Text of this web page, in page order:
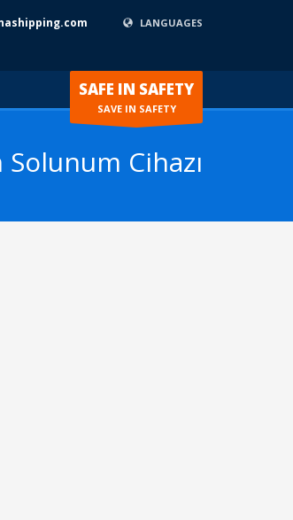
LANGUAGES
SAFE IN SAFETY
SAVE IN SAFETY
Cihazı